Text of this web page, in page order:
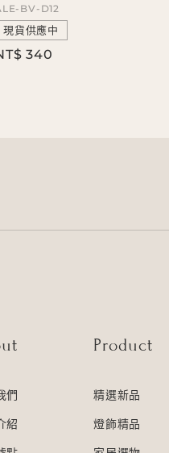
BV-D12
現貨供應中
340
們
紹
Product
精選新品
燈飾精品